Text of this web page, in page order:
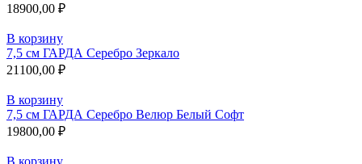
18900,00 ₽
В корзину
7,5 см ГАРДА Серебро Зеркало
21100,00 ₽
В корзину
7,5 см ГАРДА Серебро Велюр Белый Софт
19800,00 ₽